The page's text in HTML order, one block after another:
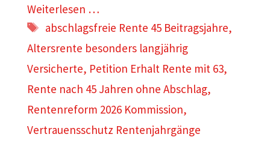
Weiterlesen …
Schlagwörter
abschlagsfreie Rente 45 Beitragsjahre,
Altersrente besonders langjährig
Versicherte, Petition Erhalt Rente mit 63,
Rente nach 45 Jahren ohne Abschlag,
Rentenreform 2026 Kommission,
Vertrauensschutz Rentenjahrgänge